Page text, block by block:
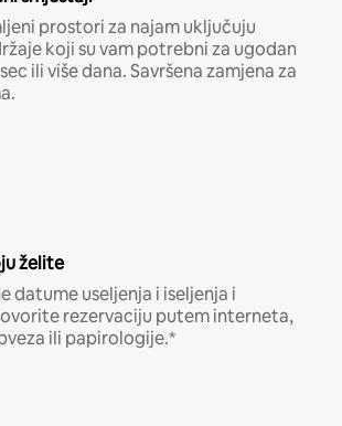
prostori za najam uključuju
koji su vam potrebni za ugodan
ili više dana. Savršena zamjena za
želite
datume useljenja i iseljenja i
rezervaciju putem interneta,
ili papirologije.*